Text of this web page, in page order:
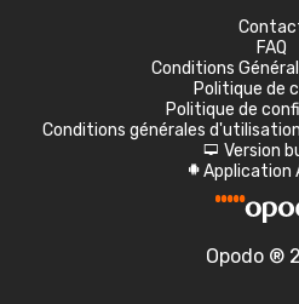
FAQ
Conditions
Politique de
Politique de
Conditions générales
d Version
A Application
Opodo ®